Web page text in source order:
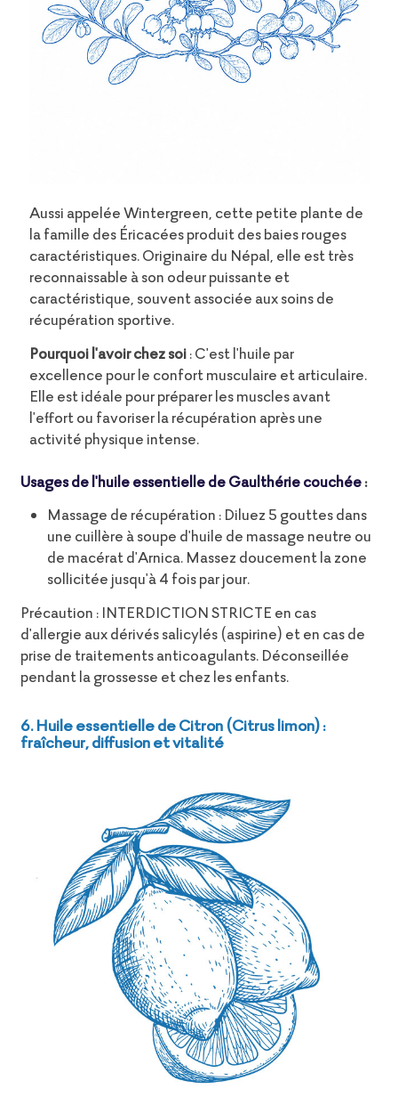
Aussi appelée Wintergreen, cette petite plante de
la famille des Éricacées produit des baies rouges
caractéristiques. Originaire du Népal, elle est très
reconnaissable à son odeur puissante et
caractéristique, souvent associée aux soins de
récupération sportive.
Pourquoi l'avoir chez soi: C'est l'huile par
excellence pour le confort musculaire et articulaire.
Elle est idéale pour préparer les muscles avant
l'effort ou favoriser la récupération après une
activité physique intense.
Usages de l'huile essentielle de Gaulthérie couchée:
Massage de récupération : Diluez 5 gouttes dans
une cuillère à soupe d'huile de massage neutre ou
de macérat d'Arnica. Massez doucement la zone
sollicitée jusqu'à 4 fois par jour.
Précaution : INTERDICTION STRICTE en cas
d'allergie aux dérivés salicylés (aspirine) et en cas de
prise de traitements anticoagulants. Déconseillée
pendant la grossesse et chez les enfants.
6. Huile essentielle de Citron (Citrus limon) :
fraîcheur, diffusion et vitalité